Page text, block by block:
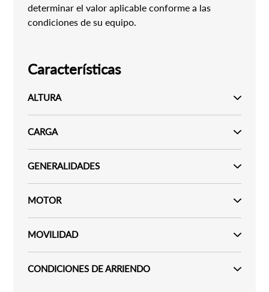
Características
ALTURA
CARGA
GENERALIDADES
MOTOR
MOVILIDAD
CONDICIONES DE ARRIENDO
determinar el valor aplicable conforme a las
condiciones de su equipo.